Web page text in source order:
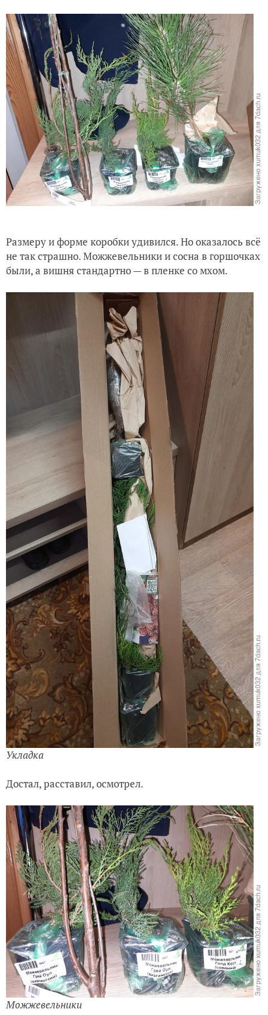
Размеру и форме коробки удивился. Но оказалось всё
не так страшно. Можжевельники и сосна в горшочках
были, а вишня стандартно — в пленке со мхом.
Укладка
Достал, расставил, осмотрел.
Можжевельники